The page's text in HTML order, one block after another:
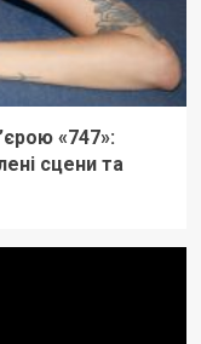
«747»:
сцени та